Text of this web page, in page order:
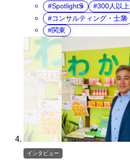
SpotlightS
300人以上
コンサルティング・士業
関東
インタビュー